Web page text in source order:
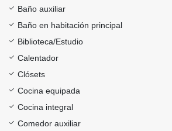
Baño auxiliar
Baño en habitación principal
Biblioteca/Estudio
Calentador
Clósets
Cocina equipada
Cocina integral
Comedor auxiliar